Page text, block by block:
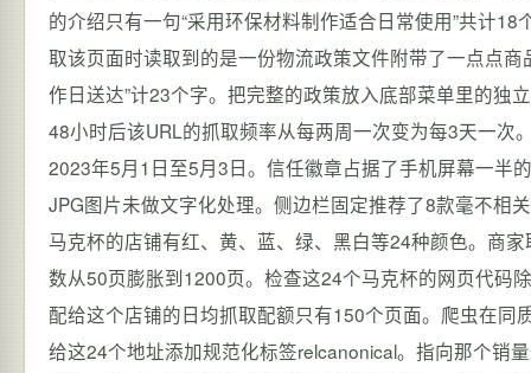
的介绍只有一句“采用环保材料制作适合日常使用”共计
取该页面时读取到的是一份物流政策文件附带了一点点
作日送达”计23个字。把完整的政策放入底部菜单里的独
48小时后该URL的抓取频率从每两周一次变为每3天一
2023年5月1日至5月3日。信任徽章占据了手机屏幕一半
JPG图片未做文字化处理。侧边栏固定推荐了8款毫不相
马克杯的店铺有红、黄、蓝、绿、黑白等24种颜色。商
数从50页膨胀到1200页。检查这24个马克杯的网页代码
配给这个店铺的日均抓取配额只有150个页面。爬虫在
给这24个地址添加规范化标签relcanonical。指向那个销